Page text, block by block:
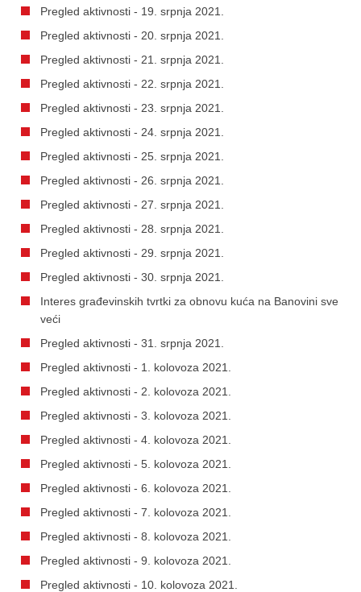
Pregled aktivnosti - 19. srpnja 2021.
Pregled aktivnosti - 20. srpnja 2021.
Pregled aktivnosti - 21. srpnja 2021.
Pregled aktivnosti - 22. srpnja 2021.
Pregled aktivnosti - 23. srpnja 2021.
Pregled aktivnosti - 24. srpnja 2021.
Pregled aktivnosti - 25. srpnja 2021.
Pregled aktivnosti - 26. srpnja 2021.
Pregled aktivnosti - 27. srpnja 2021.
Pregled aktivnosti - 28. srpnja 2021.
Pregled aktivnosti - 29. srpnja 2021.
Pregled aktivnosti - 30. srpnja 2021.
Interes građevinskih tvrtki za obnovu kuća na Banovini sve
veći
Pregled aktivnosti - 31. srpnja 2021.
Pregled aktivnosti - 1. kolovoza 2021.
Pregled aktivnosti - 2. kolovoza 2021.
Pregled aktivnosti - 3. kolovoza 2021.
Pregled aktivnosti - 4. kolovoza 2021.
Pregled aktivnosti - 5. kolovoza 2021.
Pregled aktivnosti - 6. kolovoza 2021.
Pregled aktivnosti - 7. kolovoza 2021.
Pregled aktivnosti - 8. kolovoza 2021.
Pregled aktivnosti - 9. kolovoza 2021.
Pregled aktivnosti - 10. kolovoza 2021.